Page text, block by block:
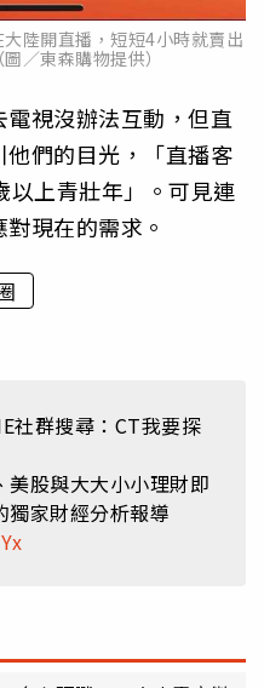
陸開直播，短短4小時就賣出
／東森購物提供）
視沒辦法互動，但直
們的目光，「直播客
以上青壯年」。可見連
現在的需求。
社群搜尋：CT我要探
股與大大小小理財即
獨家財經分析報導